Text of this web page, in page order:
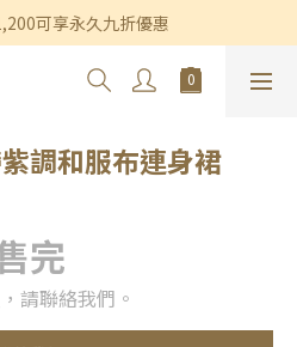
$600即享免運費優惠
可享永久九折優惠
$600即享免運費優惠
調和服布連身裙
完
請聯絡我們。